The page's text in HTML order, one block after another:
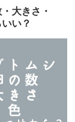
大きさ・
い？